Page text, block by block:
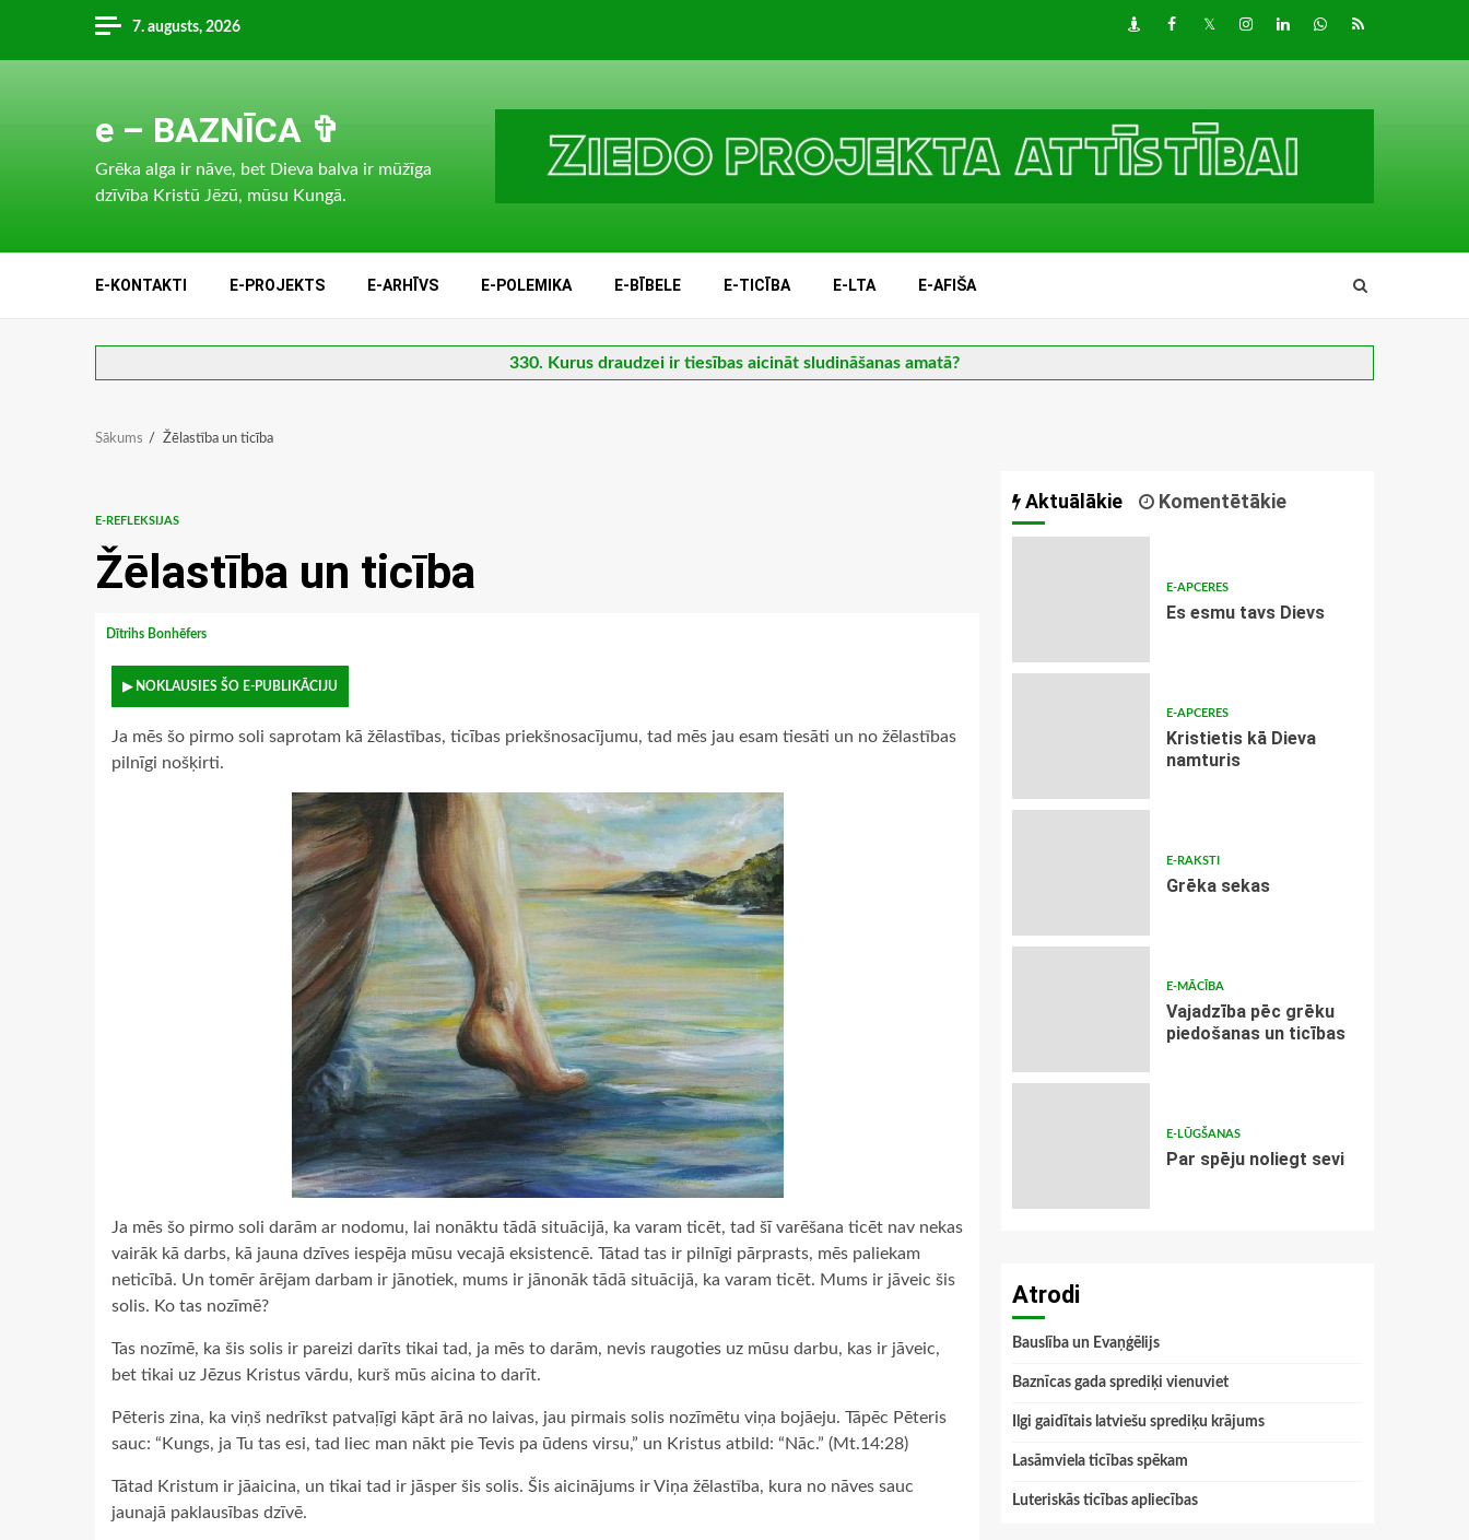
content
7. augusts, 2026 DraugiemFacebook
TwitterInstagram
LinkedInwhatsapp
RSS
e – BAZNĪCA ✞
Grēka alga ir nāve, bet Dieva balva ir mūžīga
dzīvība Kristū Jēzū, mūsu Kungā.
E-KONTAKTI E-PROJEKTS E-ARHĪVS E-POLEMIKA E-BĪBELE E-TICĪBA E-LTA E-AFIŠA
330. Kurus draudzei ir tiesības aicināt sludināšanas amatā?
Sākums Žēlastība un ticība
E-REFLEKSIJAS
Žēlastība un ticība
Dītrihs Bonhēfers
▶ NOKLAUSIES ŠO E-PUBLIKĀCIJU
Ja mēs šo pirmo soli saprotam kā žēlastības, ticības priekšnosacījumu, tad mēs jau esam tiesāti un no žēlastības
pilnīgi nošķirti.
Ja mēs šo pirmo soli darām ar nodomu, lai nonāktu tādā situācijā, ka varam ticēt, tad šī varēšana ticēt nav nekas
vairāk kā darbs, kā jauna dzīves iespēja mūsu vecajā eksistencē. Tātad tas ir pilnīgi pārprasts, mēs paliekam
neticībā. Un tomēr ārējam darbam ir jānotiek, mums ir jānonāk tādā situācijā, ka varam ticēt. Mums ir jāveic šis
solis. Ko tas nozīmē?
Tas nozīmē, ka šis solis ir pareizi darīts tikai tad, ja mēs to darām, nevis raugoties uz mūsu darbu, kas ir jāveic,
bet tikai uz Jēzus Kristus vārdu, kurš mūs aicina to darīt.
Pēteris zina, ka viņš nedrīkst patvaļīgi kāpt ārā no laivas, jau pirmais solis nozīmētu viņa bojāeju. Tāpēc Pēteris
sauc: “Kungs, ja Tu tas esi, tad liec man nākt pie Tevis pa ūdens virsu,” un Kristus atbild: “Nāc.” (Mt.14:28)
Tātad Kristum ir jāaicina, un tikai tad ir jāsper šis solis. Šis aicinājums ir Viņa žēlastība, kura no nāves sauc
jaunajā paklausības dzīvē.
Aktuālākie Komentētākie
E-APCERES
Es esmu tavs Dievs
E-APCERES
Kristietis kā Dieva
namturis
E-RAKSTI
Grēka sekas
E-MĀCĪBA
Vajadzība pēc grēku
piedošanas un ticības
E-LŪGŠANAS
Par spēju noliegt sevi
Atrodi
Bauslība un Evaņģēlijs
Baznīcas gada sprediķi vienuviet
Ilgi gaidītais latviešu sprediķu krājums
Lasāmviela ticības spēkam
Luteriskās ticības apliecības